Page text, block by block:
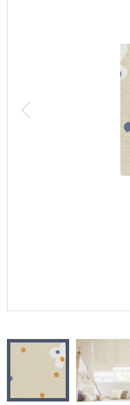
カーテン
モデルハウス
新築戸建・マンション
#リリカラのある暮らし